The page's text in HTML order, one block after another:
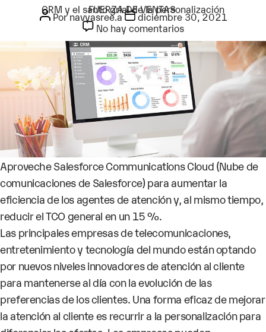
Mes:diciembre 2021
Categorías
FUERZA DE VENTAS
CRM y el santo grial de la personalización
Autor de la entrada
Pornavyasree.a
Fecha de la entrada
diciembre 30, 2021
No hay comentariosen CRM y el
Aproveche Salesforce Communications Cloud (Nube de
comunicaciones de Salesforce) para aumentar la
eficiencia de los agentes de atención y, al mismo tiempo,
reducir el TCO general en un 15 %.
Las principales empresas de telecomunicaciones,
entretenimiento y tecnología del mundo están optando
por nuevos niveles innovadores de atención al cliente
para mantenerse al día con la evolución de las
preferencias de los clientes. Una forma eficaz de mejorar
la atención al cliente es recurrir a la personalización para